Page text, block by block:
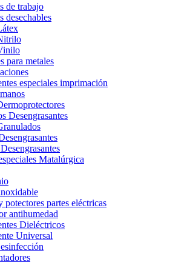
de trabajo
desechables
para metales
especiales imprimación
Desengrasantes
Matalúrgica
potectores partes eléctricas
antihumedad
Dieléctricos
Universal